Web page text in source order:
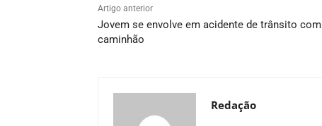
Artigo anterior
Jovem se envolve em acidente de trânsito com
caminhão
Redação